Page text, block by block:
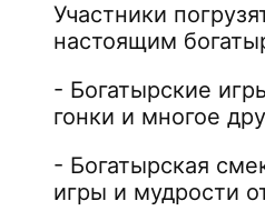
Участники
настоящим
- Богатырские
гонки и многое
- Богатырская
игры и мудрости